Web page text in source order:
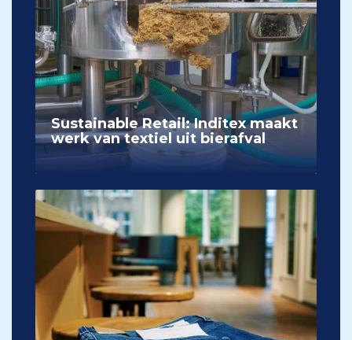
Sustainable Retail: Inditex maakt
werk van textiel uit bierafval